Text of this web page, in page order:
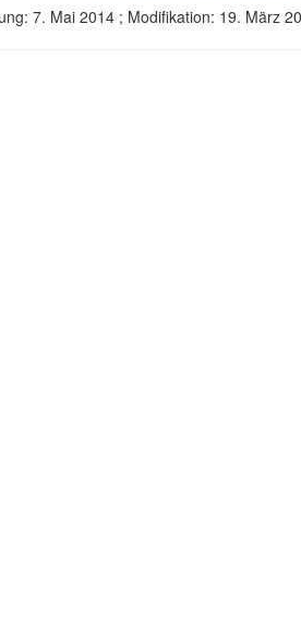
7. Mai 2014 ; Modifikation: 19. März